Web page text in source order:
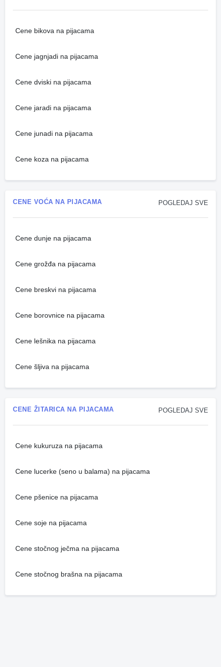
Cene bikova na pijacama
Cene jagnjadi na pijacama
Cene dviski na pijacama
Cene jaradi na pijacama
Cene junadi na pijacama
Cene koza na pijacama
POGLEDAJ SVE
CENE VOĆA NA PIJACAMA
Cene dunje na pijacama
Cene grožđa na pijacama
Cene breskvi na pijacama
Cene borovnice na pijacama
Cene lešnika na pijacama
Cene šljiva na pijacama
POGLEDAJ SVE
CENE ŽITARICA NA PIJACAMA
Cene kukuruza na pijacama
Cene lucerke (seno u balama) na pijacama
Cene pšenice na pijacama
Cene soje na pijacama
Cene stočnog ječma na pijacama
Cene stočnog brašna na pijacama